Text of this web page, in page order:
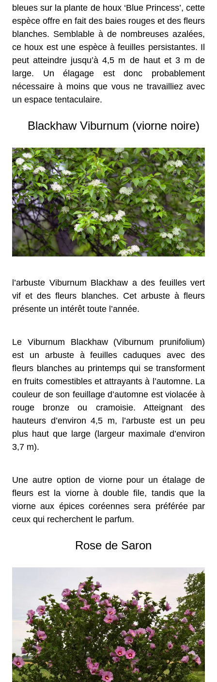
bleues sur la plante de houx ‘Blue Princess’, cette
espèce offre en fait des baies rouges et des fleurs
blanches. Semblable à de nombreuses azalées,
ce houx est une espèce à feuilles persistantes. Il
peut atteindre jusqu’à 4,5 m de haut et 3 m de
large. Un élagage est donc probablement
nécessaire à moins que vous ne travailliez avec
un espace tentaculaire.
Blackhaw Viburnum (viorne noire)
l’arbuste Viburnum Blackhaw a des feuilles vert
vif et des fleurs blanches. Cet arbuste à fleurs
présente un intérêt toute l’année.
Le Viburnum Blackhaw (Viburnum prunifolium)
est un arbuste à feuilles caduques avec des
fleurs blanches au printemps qui se transforment
en fruits comestibles et attrayants à l’automne. La
couleur de son feuillage d’automne est violacée à
rouge bronze ou cramoisie. Atteignant des
hauteurs d’environ 4,5 m, l’arbuste est un peu
plus haut que large (largeur maximale d’environ
3,7 m).
Une autre option de viorne pour un étalage de
fleurs est la viorne à double file, tandis que la
viorne aux épices coréennes sera préférée par
ceux qui recherchent le parfum.
Rose de Saron